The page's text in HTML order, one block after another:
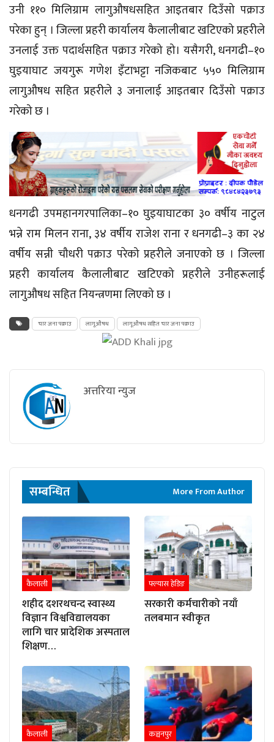
उनी ११० मिलिग्राम लागुऔषधसहित आइतबार दिउँसो पक्राउ
परेका हुन् । जिल्ला प्रहरी कार्यालय कैलालीबाट खटिएको प्रहरीले
उनलाई उक्त पदार्थसहित पक्राउ गरेको हो। यसैगरी, धनगढी–१०
घुइयाघाट जयगुरू गणेश इँटाभट्टा नजिकबाट ५५० मिलिग्राम
लागुऔषध सहित प्रहरीले ३ जनालाई आइतबार दिउँसो पक्राउ
गरेको छ ।
धनगढी उपमहानगरपालिका–१० घुइयाघाटका ३० वर्षीय नाटुल
भन्ने राम मिलन राना, ३४ वर्षीय राजेश राना र धनगढी–३ का २४
वर्षीय सन्नी चौधरी पक्राउ परेको प्रहरीले जनाएको छ । जिल्ला
प्रहरी कार्यालय कैलालीबाट खटिएको प्रहरीले उनीहरूलाई
लागुऔषध सहित नियन्त्रणमा लिएको छ ।
चार जना पक्राउ लागूऔषध लागूऔषध सहित चार जना पक्राउ
अत्तरिया न्युज
सम्बन्धित More From Author
कैलाली
शहीद दशरथचन्द स्वास्थ्य
विज्ञान विश्वविद्यालयका
लागि चार प्रादेशिक अस्पताल
शिक्षण…
फ्ल्यास हेडिङ
सरकारी कर्मचारीको नयाँ
तलबमान स्वीकृत
कैलाली कञ्चनपुर